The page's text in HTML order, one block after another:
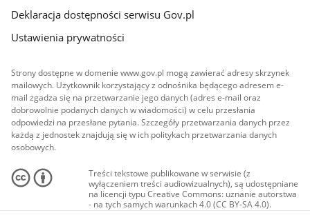
Deklaracja dostępności serwisu Gov.pl
Ustawienia prywatności
Strony dostępne w domenie www.gov.pl mogą zawierać adresy skrzynek
mailowych. Użytkownik korzystający z odnośnika będącego adresem e-
mail zgadza się na przetwarzanie jego danych (adres e-mail oraz
dobrowolnie podanych danych w wiadomości) w celu przesłania
odpowiedzi na przesłane pytania. Szczegóły przetwarzania danych przez
każdą z jednostek znajdują się w ich politykach przetwarzania danych
osobowych.
Treści tekstowe publikowane w serwisie (z
wyłączeniem treści audiowizualnych), są udostępniane
na licencji typu Creative Commons: uznanie autorstwa
- na tych samych warunkach 4.0 (CC BY-SA 4.0).